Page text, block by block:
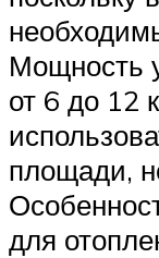
Мощность
от 6 до 12
площади,
для